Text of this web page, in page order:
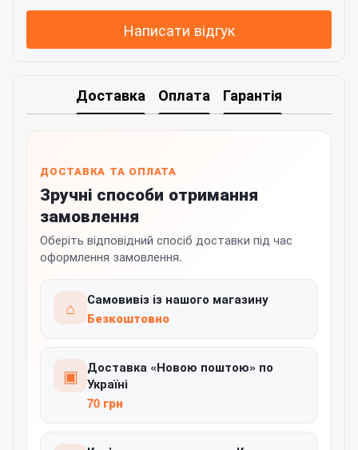
Написати відгук
Доставка Оплата Гарантія
ДОСТАВКА ТА ОПЛАТА
Зручні способи отримання
замовлення
Оберіть відповідний спосіб доставки під час
оформлення замовлення.
⌂
Самовивіз із нашого магазину
Безкоштовно
▣
Доставка «Новою поштою» по
Україні
70 грн